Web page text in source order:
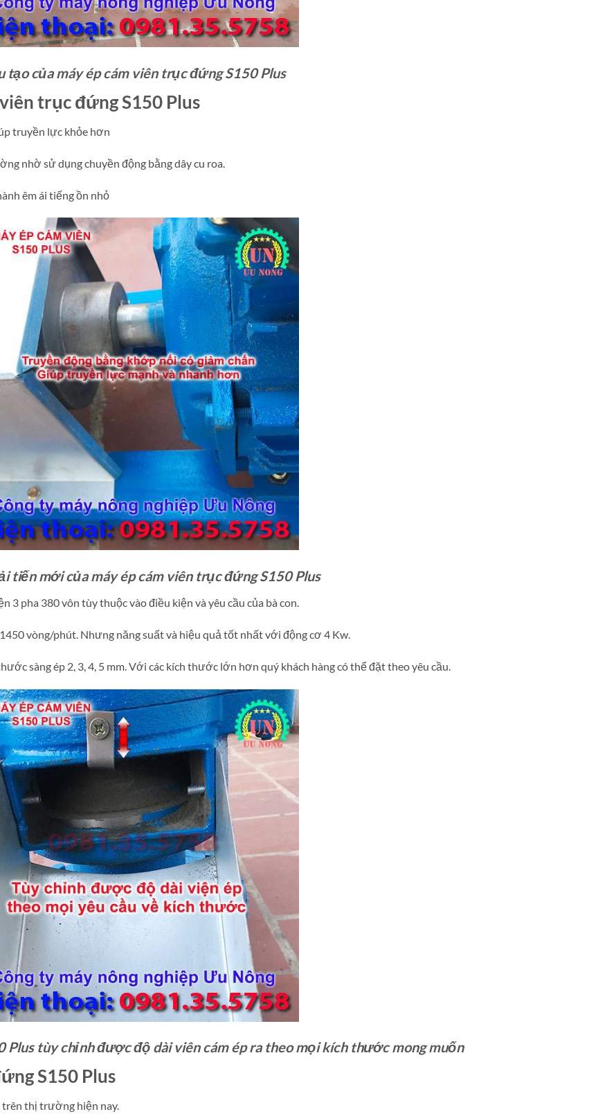
tạo của máy ép cám viên trục đứng S150 Plus
trục đứng S150 Plus
truyền lực khỏe hơn
nhờ sử dụng chuyền động bằng dây cu roa.
êm ái tiếng ồn nhỏ
tiến mới của máy ép cám viên trục đứng S150 Plus
pha 380 vôn tùy thuộc vào điều kiện và yêu cầu của bà con.
vòng/phút. Nhưng năng suất và hiệu quả tốt nhất với động cơ 4 Kw.
sàng ép 2, 3, 4, 5 mm. Với các kích thước lớn hơn quý khách hàng có thể đặt theo yêu cầu.
Plus tùy chỉnh được độ dài viên cám ép ra theo mọi kích thước mong muốn
S150 Plus
trên thị trường hiện nay.